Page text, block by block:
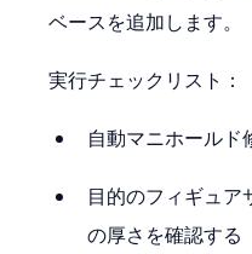
ベースを追加します。
実行チェックリスト：
自動マニホールド
目的のフィギュア
の厚さを確認する